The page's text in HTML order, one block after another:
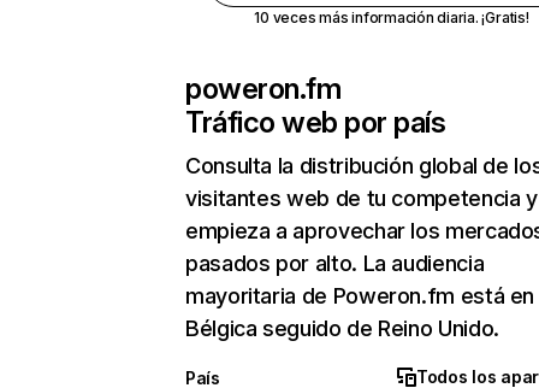
10 veces más información diaria. ¡Gratis!
poweron.fm
Tráfico web por país
Consulta la distribución global de
visitantes web de tu competencia y
empieza a aprovechar los
pasados por alto. La audiencia
mayoritaria de Poweron.fm está en
Bélgica seguido de Reino Unido.
País Todos los